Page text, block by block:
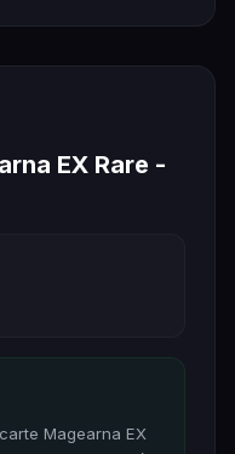
EX Rare -
Magearna EX